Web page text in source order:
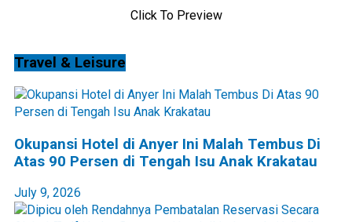
Click To Preview
Travel & Leisure
Okupansi Hotel di Anyer Ini Malah Tembus Di
Atas 90 Persen di Tengah Isu Anak Krakatau
July 9, 2026